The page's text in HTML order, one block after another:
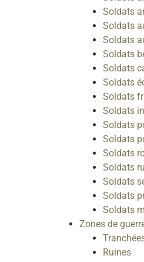
Soldats
Soldats
Soldats
Soldats
Soldats
Soldats
Soldats
Soldats
Soldats
Soldats
Soldats
Soldats
Soldats
Soldats
Soldats
Zones de
Ruines